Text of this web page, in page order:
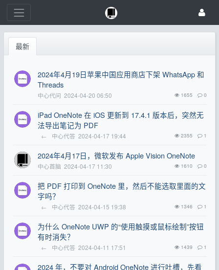
最新
2024年4月19日苹果中国应用商店下架 WhatsApp 和
Threads
中心代问 2024-04-20 06:50 1655 0
iPad OneNote 在 iOS 更新到 17.4.1 版本后，突然无
法导出笔记为 PDF
← 中心代答 2024-04-17 19:44 2355 1
2024年4月17日，微软发布 Apple Vision OneNote
中心首脑 2024-04-17 11:30 1610 0
把 PDF 打印到 OneNote 里，然后不能选取里面的文
字吗？
← 中心代答 2024-04-15 19:38 1346 1
为什么 OneNote UWP 的“使用触摸或鼠标绘制”按钮
有时消失？
← 中心代答 2024-04-11 17:51 1439 1
2024 年，不要对 Android OneNote 进行吐槽，先看